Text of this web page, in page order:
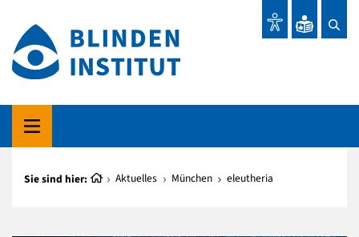
Sie sind hier: Aktuelles München eleutheria